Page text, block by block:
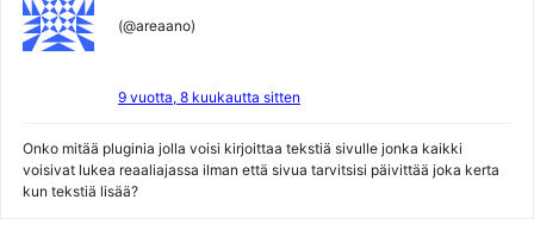
(@areaano)
9 vuotta, 8 kuukautta sitten
Onko mitää pluginia jolla voisi kirjoittaa tekstiä sivulle jonka kaikki
voisivat lukea reaaliajassa ilman että sivua tarvitsisi päivittää joka kerta
kun tekstiä lisää?